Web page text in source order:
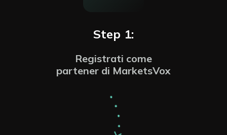
Step 1:
Registrati come
partener di MarketsVox